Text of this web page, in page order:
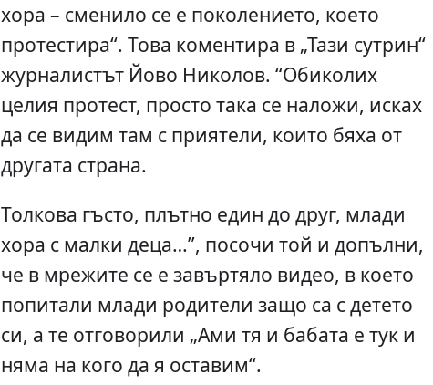
хора – сменило се е поколението, което
протестира“. Това коментира в „Тази сутрин“
журналистът Йово Николов. “Обиколих
целия протест, просто така се наложи, исках
да се видим там с приятели, които бяха от
другата страна.
Толкова гъсто, плътно един до друг, млади
хора с малки деца…”, посочи той и допълни,
че в мрежите се е завъртяло видео, в което
попитали млади родители защо са с детето
си, а те отговорили „Ами тя и бабата е тук и
няма на кого да я оставим“.